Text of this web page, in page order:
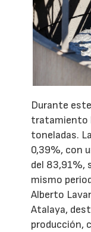
Durante
tratamiento
toneladas.
0,39%, con
del 83,91%,
mismo
Alberto
Atalaya,
producción,